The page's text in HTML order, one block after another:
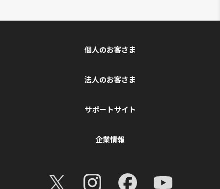
個人のお客さま
法人のお客さま
サポートサイト
企業情報